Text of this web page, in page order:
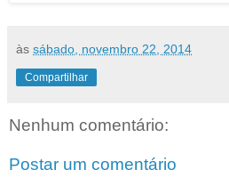
às sábado, novembro 22, 2014
Compartilhar
Nenhum comentário:
Postar um comentário